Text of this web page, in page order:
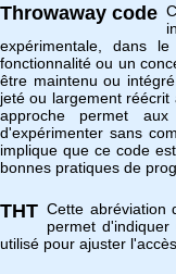
Throwaway code
expérimentale, dans
fonctionnalité ou un
être maintenu ou
jeté ou largement
approche permet
d'expérimenter sans
implique que ce code
bonnes pratiques de
THT Cette abréviation
permet
utilisé pour ajuster